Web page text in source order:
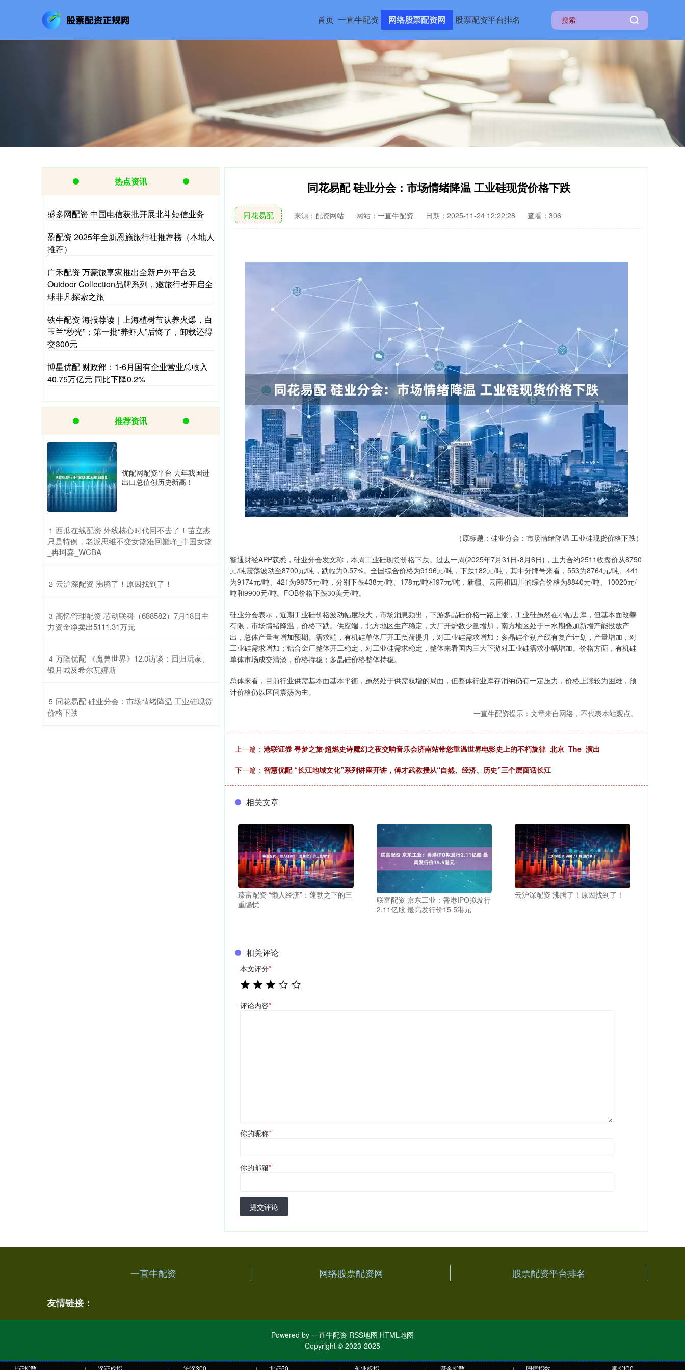
首页 一直牛配资 网络股票配资网 股票配资平台排名
同花易配 硅业分会：市场情绪降温 工业硅现货价格下跌
同花易配 来源：配资网站 网站：一直牛配资 日期：2025-11-24 12:22:28 查看：306
（原标题：硅业分会：市场情绪降温 工业硅现货价格下跌）
智通财经APP获悉，硅业分会发文称，本周工业硅现货价格下跌。过去一周(2025年7月31日-8月6日)，主力合约2511收盘价从8750
元/吨震荡波动至8700元/吨，跌幅为0.57%。全国综合价格为9196元/吨，下跌182元/吨，其中分牌号来看，553为8764元/吨、441
为9174元/吨、421为9875元/吨，分别下跌438元/吨、178元/吨和97元/吨，新疆、云南和四川的综合价格为8840元/吨、10020元/
吨和9900元/吨。FOB价格下跌30美元/吨。
硅业分会表示，近期工业硅价格波动幅度较大，市场消息频出，下游多晶硅价格一路上涨，工业硅虽然在小幅去库，但基本面改善
有限，市场情绪降温，价格下跌。供应端，北方地区生产稳定，大厂开炉数少量增加，南方地区处于丰水期叠加新增产能投放产
出，总体产量有增加预期。需求端，有机硅单体厂开工负荷提升，对工业硅需求增加；多晶硅个别产线有复产计划，产量增加，对
工业硅需求增加；铝合金厂整体开工稳定，对工业硅需求稳定，整体来看国内三大下游对工业硅需求小幅增加。价格方面，有机硅
单体市场成交清淡，价格持稳；多晶硅价格整体持稳。
总体来看，目前行业供需基本面基本平衡，虽然处于供需双增的局面，但整体行业库存消纳仍有一定压力，价格上涨较为困难，预
计价格仍以区间震荡为主。
一直牛配资提示：文章来自网络，不代表本站观点。
上一篇： 港联证券 寻梦之旅·超燃史诗魔幻之夜交响音乐会济南站带您重温世界电影史上的不朽旋律_北京_The_演出
下一篇： 智慧优配 “长江地域文化”系列讲座开讲，傅才武教授从“自然、经济、历史”三个层面话长江
相关文章
臻富配资 “懒人经济”：蓬勃之下的三
重隐忧
联富配资 京东工业：香港IPO拟发行
2.11亿股 最高发行价15.5港元
云沪深配资 沸腾了！原因找到了！
相关评论
本文评分*
评论内容*
你的昵称*
你的邮箱*
提交评论
热点资讯
盛多网配资 中国电信获批开展北斗短信业务
盈配资 2025年全新恩施旅行社推荐榜（本地人
推荐）
广禾配资 万豪旅享家推出全新户外平台及
Outdoor Collection品牌系列，邀旅行者开启全
球非凡探索之旅
铁牛配资 海报荐读｜上海植树节认养火爆，白
玉兰“秒光”；第一批“养虾人”后悔了，卸载还得
交300元
博星优配 财政部：1-6月国有企业营业总收入
40.75万亿元 同比下降0.2%
推荐资讯
优配网配资平台 去年我国进
出口总值创历史新高！
1 ​西瓜在线配资 外线核心时代回不去了！苗立杰
只是特例，老派思维不变女篮难回巅峰_中国女篮
_冉珂嘉_WCBA
2 ​云沪深配资 沸腾了！原因找到了！
3 ​高忆管理配资 芯动联科（688582）7月18日主
力资金净卖出5111.31万元
4 ​万隆优配 《魔兽世界》12.0访谈：回归玩家、
银月城及希尔瓦娜斯
5 ​同花易配 硅业分会：市场情绪降温 工业硅现货
价格下跌
上证指数 深证成指 沪深300 北证50 创业板指 基金指数 国债指数 期指IC0
一直牛配资 网络股票配资网 股票配资平台排名
友情链接：
Powered by 一直牛配资 RSS地图 HTML地图
Copyright © 2023-2025